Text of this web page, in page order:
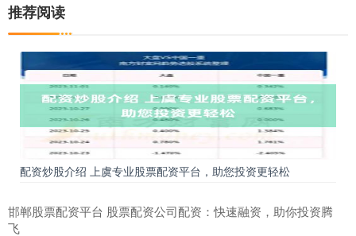
推荐阅读
配资炒股介绍 上虞专业股票配资平台，助您投资更轻松
邯郸股票配资平台 股票配资公司配资：快速融资，助你投资腾
飞